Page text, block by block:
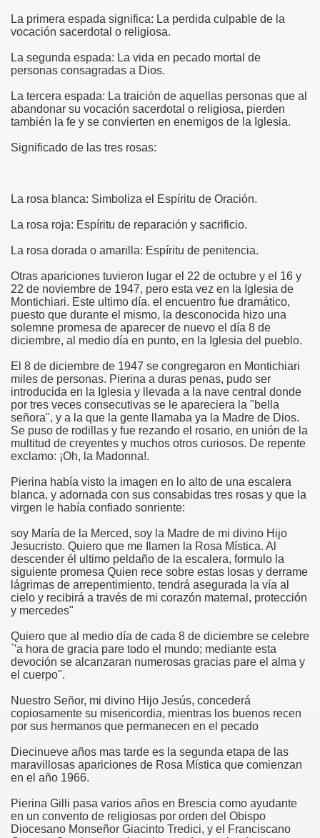
La primera espada significa: La perdida culpable de la
vocación sacerdotal o religiosa.
La segunda espada: La vida en pecado mortal de
personas consagradas a Dios.
La tercera espada: La traición de aquellas personas que al
abandonar su vocación sacerdotal o religiosa, pierden
también la fe y se convierten en enemigos de la Iglesia.
Significado de las tres rosas:
La rosa blanca: Simboliza el Espíritu de Oración.
La rosa roja: Espíritu de reparación y sacrificio.
La rosa dorada o amarilla: Espíritu de penitencia.
Otras apariciones tuvieron lugar el 22 de octubre y el 16 y
22 de noviembre de 1947, pero esta vez en la Iglesia de
Montichiari. Este ultimo día. el encuentro fue dramático,
puesto que durante el mismo, la desconocida hizo una
solemne promesa de aparecer de nuevo el día 8 de
diciembre, al medio día en punto, en la Iglesia del pueblo.
El 8 de diciembre de 1947 se congregaron en Montichiari
miles de personas. Pierina a duras penas, pudo ser
introducida en la Iglesia y llevada a la nave central donde
por tres veces consecutivas se le apareciera la "bella
señora", y a la que la gente llamaba ya la Madre de Dios.
Se puso de rodillas y fue rezando el rosario, en unión de la
multitud de creyentes y muchos otros curiosos. De repente
exclamo: ¡Oh, la Madonna!.
Pierina había visto la imagen en lo alto de una escalera
blanca, y adornada con sus consabidas tres rosas y que la
virgen le había confiado sonriente:
soy María de la Merced, soy la Madre de mi divino Hijo
Jesucristo. Quiero que me Ilamen la Rosa Mística. Al
descender él ultimo peldaño de la escalera, formulo la
siguiente promesa Quien rece sobre estas losas y derrame
lágrimas de arrepentimiento, tendrá asegurada la vía al
cielo y recibirá a través de mi corazón maternal, protección
y mercedes"
Quiero que al medio día de cada 8 de diciembre se celebre
`'a hora de gracia pare todo el mundo; mediante esta
devoción se alcanzaran numerosas gracias pare el alma y
el cuerpo".
Nuestro Señor, mi divino Hijo Jesús, concederá
copiosamente su misericordia, mientras los buenos recen
por sus hermanos que permanecen en el pecado
Diecinueve años mas tarde es la segunda etapa de las
maravillosas apariciones de Rosa Mística que comienzan
en el año 1966.
Pierina Gilli pasa varios años en Brescia como ayudante
en un convento de religiosas por orden del Obispo
Diocesano Monseñor Giacinto Tredici, y el Franciscano
y San Francisco de Asís